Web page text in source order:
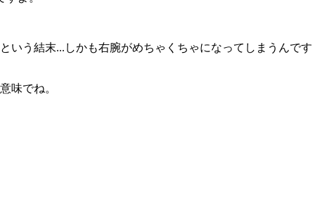
いう結末...しかも右腕がめちゃくちゃになってしまうんです
味でね。